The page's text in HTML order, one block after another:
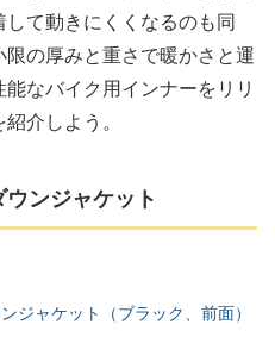
て動きにくくなるのも同
の厚みと重さで暖かさと運
なバイク用インナーをリリ
介しよう。
ンジャケット
ジャケット（ブラック、前面）